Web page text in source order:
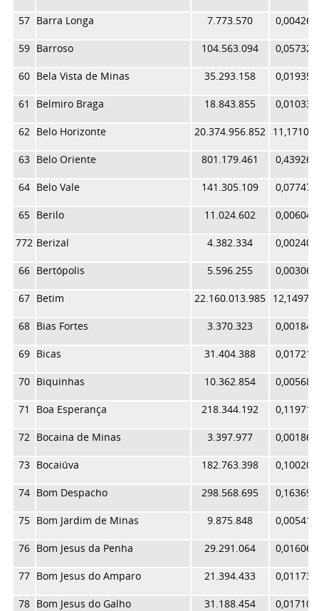
57 Barra Longa 7.773.570 0,004262
59 Barroso 104.563.094 0,057329
60 Bela Vista de Minas 35.293.158 0,019350
61 Belmiro Braga 18.843.855 0,010332
62 Belo Horizonte 20.374.956.852
63 Belo Oriente 801.179.461 0,439267
64 Belo Vale 141.305.109 0,077474
65 Berilo 11.024.602 0,006045
772 Berizal 4.382.334 0,002403
66 Bertópolis 5.596.255 0,003068
67 Betim 22.160.013.985
68 Bias Fortes 3.370.323 0,001848
69 Bicas 31.404.388 0,017218
70 Biquinhas 10.362.854 0,005682
71 Boa Esperança 218.344.192 0,119713
72 Bocaina de Minas 3.397.977 0,001863
73 Bocaiúva 182.763.398 0,100205
74 Bom Despacho 298.568.695 0,163698
75 Bom Jardim de Minas 9.875.848 0,005415
76 Bom Jesus da Penha 29.291.064 0,016060
77 Bom Jesus do Amparo 21.394.433 0,011730
78 Bom Jesus do Galho 31.188.454 0,017100